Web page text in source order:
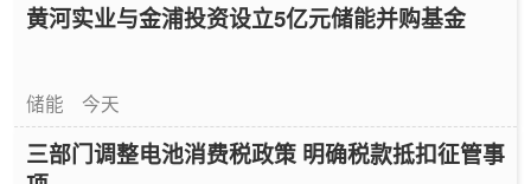
黄河实业与金浦投资设立5亿元储能并购基金
储能 今天
三部门调整电池消费税政策 明确税款抵扣征管事